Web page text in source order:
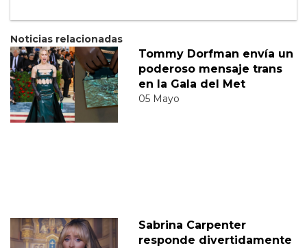
Noticias relacionadas
Tommy Dorfman envía un
poderoso mensaje trans
en la Gala del Met
05 Mayo
Sabrina Carpenter
responde divertidamente